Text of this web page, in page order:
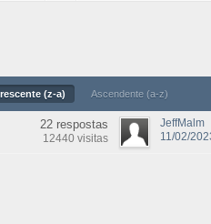
(z-a) Ascendente (a-z)
22 respostas
12440 visitas
JeffMalm
11/02/